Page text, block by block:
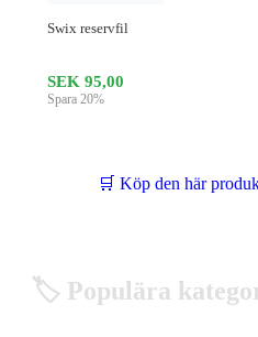
Swix reservfil
SEK 95,00
Spara 20%
🛒 Köp den här
🏷️ Populära